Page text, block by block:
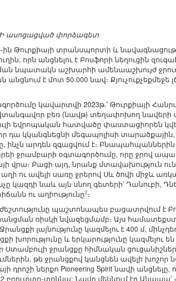
ասոցացված փորձագետ
ին Թուրքիայի տրանսպորտի և
որն անցնելու է Բոսֆորի նեղուցին
նպատակն աշխարհի ամենաաշխույժ
է մոտ 50.000 նավ։ Քյուչուքչեքմեջե
կավարտվի 2023թ.՝ Թուրքիայի
բեռ (նավթ) տեղափոխող նավերի
եվրոպական հատվածը փաստացիորեն
դա կկանգնեցնի մեգապոլիսի տարածքային,
ինչն արդեն զգացվում է։
ջրամբարի օգտագործումը, որը ջրով
վրա։ Բացի այդ, նրանք մտավախություն
ու ավելի սառը ջրերով Սև ծովի միջև
կազդի նաև այն սնող գետերի՝ Դանուբի,
ու աղիությունը2։
պաշտոնապես բացատրվում է
ռիսկի նվազեցմամբ։ Այս
լայնությունը կազմելու է 400 մ,
խորությունը և երկարությունը կազմելու են
Ստամբուլի ջրանցքը հիմնական
թե ջրանցքով կանցնեն ավելի խոշոր
դրոշի ներքո Pioneering Spirit նավի անցնելը,
բրուտտո-տոննա: Նավը մեկնում էր